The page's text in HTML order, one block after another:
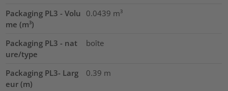
Packaging PL3 - Volu
me (m³)
0.0439 m³
Packaging PL3 - nat
ure/type
boîte
Packaging PL3- Larg
eur (m)
0.39 m